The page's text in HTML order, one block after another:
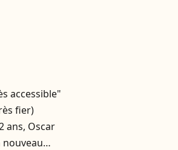
accessible"
fier)
ans, Oscar
nouveau